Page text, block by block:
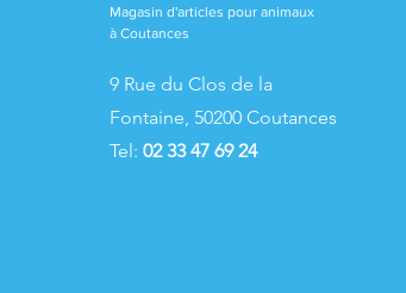
Magasin d'articles pour animaux
à Coutances
9 Rue du Clos de la
Fontaine, 50200 Coutances
Tel:02 33 47 69 24